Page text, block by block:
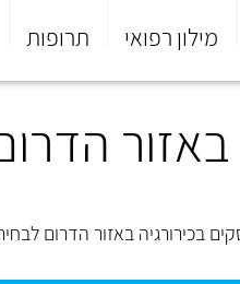
מילון רפואי תרופות
באזור
בכירורגיה באזור הדרום